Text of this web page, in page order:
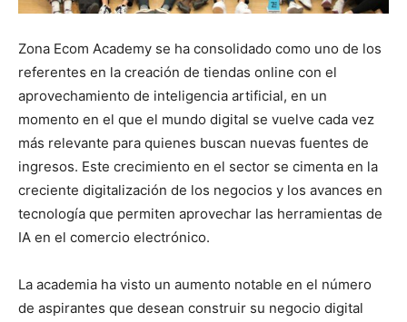
Zona Ecom Academy se ha consolidado como uno de los
referentes en la creación de tiendas online con el
aprovechamiento de inteligencia artificial, en un
momento en el que el mundo digital se vuelve cada vez
más relevante para quienes buscan nuevas fuentes de
ingresos. Este crecimiento en el sector se cimenta en la
creciente digitalización de los negocios y los avances en
tecnología que permiten aprovechar las herramientas de
IA en el comercio electrónico.
La academia ha visto un aumento notable en el número
de aspirantes que desean construir su negocio digital